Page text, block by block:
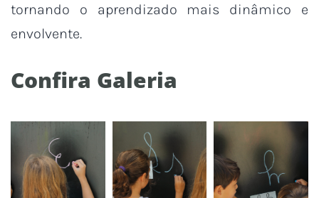
tornando o aprendizado mais dinâmico e
envolvente.
Confira Galeria